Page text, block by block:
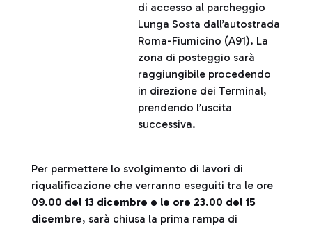
di accesso al parcheggio
Lunga Sosta dall’autostrada
Roma-Fiumicino (A91). La
zona di posteggio sarà
raggiungibile procedendo
in direzione dei Terminal,
prendendo l’uscita
successiva.
Per permettere lo svolgimento di lavori di
riqualificazione che verranno eseguiti tra le ore
09.00 del 13 dicembre e le ore 23.00 del 15
dicembre, sarà chiusa la prima rampa di